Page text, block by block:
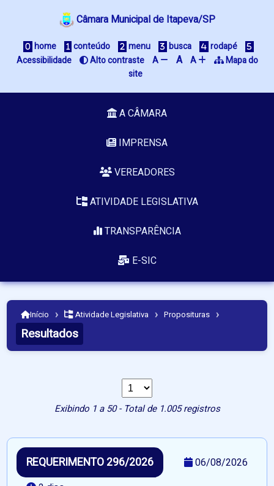
Câmara Municipal de Itapeva/SP
home conteúdo menu busca
rodapé
Acessibilidade
Alto contraste A A A
Mapa do
site
A CÂMARA
IMPRENSA
VEREADORES
ATIVIDADE LEGISLATIVA
TRANSPARÊNCIA
E-SIC
Início › Atividade Legislativa › Proposituras ›
Resultados
Exibindo 1 a 50 - Total de 1.005 registros
REQUERIMENTO 296/2026
06/08/2026